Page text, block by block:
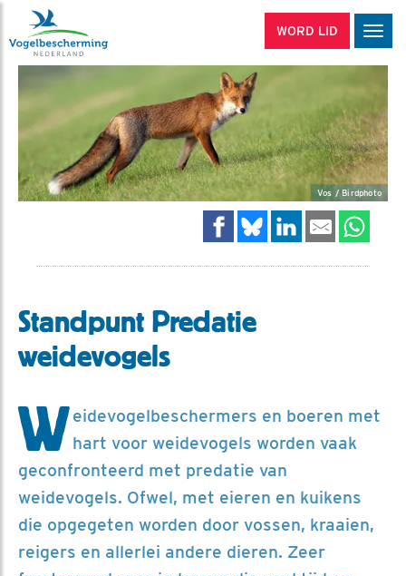
WORD LID
Vos / Birdphoto
Standpunt Predatie
weidevogels
Weidevogelbeschermers en boeren met
hart voor weidevogels worden vaak
geconfronteerd met predatie van
weidevogels. Ofwel, met eieren en kuikens
die opgegeten worden door vossen, kraaien,
reigers en allerlei andere dieren. Zeer